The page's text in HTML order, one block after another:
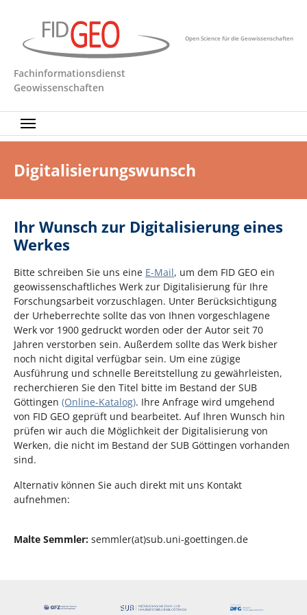
Open Science für die Geowissenschaften
Fachinformationsdienst
Geowissenschaften
Digitalisierungswunsch
Ihr Wunsch zur Digitalisierung eines
Werkes
Bitte schreiben Sie uns eine E-Mail, um dem FID GEO ein
geowissenschaftliches Werk zur Digitalisierung für Ihre
Forschungsarbeit vorzuschlagen. Unter Berücksichtigung
der Urheberrechte sollte das von Ihnen vorgeschlagene
Werk vor 1900 gedruckt worden oder der Autor seit 70
Jahren verstorben sein. Außerdem sollte das Werk bisher
noch nicht digital verfügbar sein. Um eine zügige
Ausführung und schnelle Bereitstellung zu gewährleisten,
recherchieren Sie den Titel bitte im Bestand der SUB
Göttingen (Online-Katalog). Ihre Anfrage wird umgehend
von FID GEO geprüft und bearbeitet. Auf Ihren Wunsch hin
prüfen wir auch die Möglichkeit der Digitalisierung von
Werken, die nicht im Bestand der SUB Göttingen vorhanden
sind.
Alternativ können Sie auch direkt mit uns Kontakt
aufnehmen:
Malte Semmler: semmler(at)sub.uni-goettingen.de